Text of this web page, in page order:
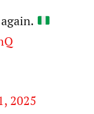
2025